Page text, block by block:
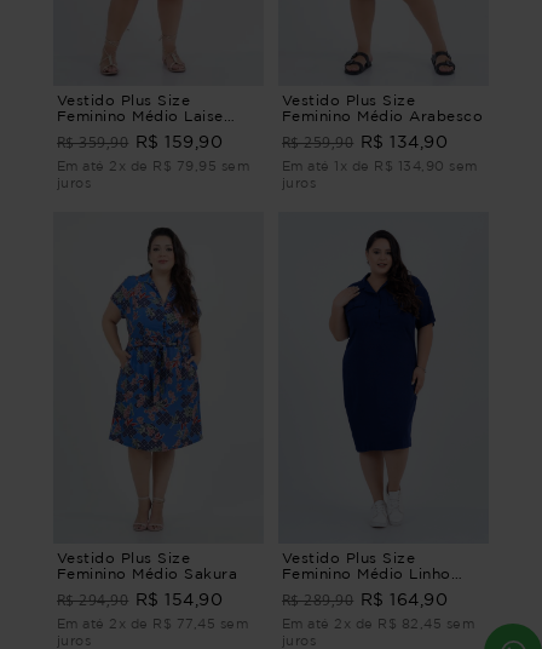
Vestido Plus Size
Feminino Médio Laise
R$ 359,90 R$ 159,90
Em até 2x de R$ 79,95 sem
juros
Vestido Plus Size
Feminino Médio Arabesco
R$ 259,90 R$ 134,90
Em até 1x de R$ 134,90 sem
juros
Vestido Plus Size
Feminino Médio Sakura
R$ 294,90 R$ 154,90
Em até 2x de R$ 77,45 sem
juros
Vestido Plus Size
Feminino Médio Linho
R$ 289,90 R$ 164,90
Em até 2x de R$ 82,45 sem
juros